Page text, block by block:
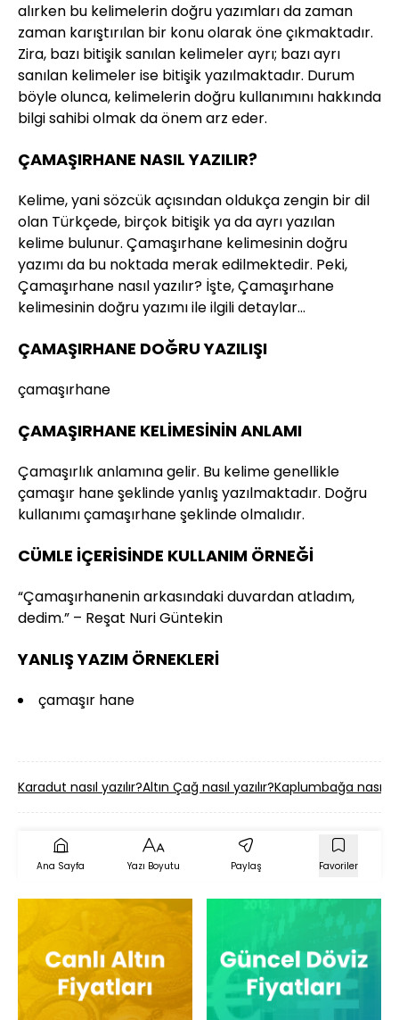
alırken bu kelimelerin doğru yazımları da zaman
zaman karıştırılan bir konu olarak öne çıkmaktadır.
Zira, bazı bitişik sanılan kelimeler ayrı; bazı ayrı
sanılan kelimeler ise bitişik yazılmaktadır. Durum
böyle olunca, kelimelerin doğru kullanımını hakkında
bilgi sahibi olmak da önem arz eder.
ÇAMAŞIRHANE NASIL YAZILIR?
Kelime, yani sözcük açısından oldukça zengin bir dil
olan Türkçede, birçok bitişik ya da ayrı yazılan
kelime bulunur. Çamaşırhane kelimesinin doğru
yazımı da bu noktada merak edilmektedir. Peki,
Çamaşırhane nasıl yazılır? İşte, Çamaşırhane
kelimesinin doğru yazımı ile ilgili detaylar…
ÇAMAŞIRHANE DOĞRU YAZILIŞI
çamaşırhane
ÇAMAŞIRHANE KELİMESİNİN ANLAMI
Çamaşırlık anlamına gelir. Bu kelime genellikle
çamaşır hane şeklinde yanlış yazılmaktadır. Doğru
kullanımı çamaşırhane şeklinde olmalıdır.
CÜMLE İÇERİSİNDE KULLANIM ÖRNEĞİ
“Çamaşırhanenin arkasındaki duvardan atladım,
dedim.” – Reşat Nuri Güntekin
YANLIŞ YAZIM ÖRNEKLERİ
çamaşır hane
Karadut nasıl yazılır?Altın Çağ nasıl yazılır?Kaplumbağa nasıl
Ana Sayfa Yazı Boyutu Paylaş Favoriler